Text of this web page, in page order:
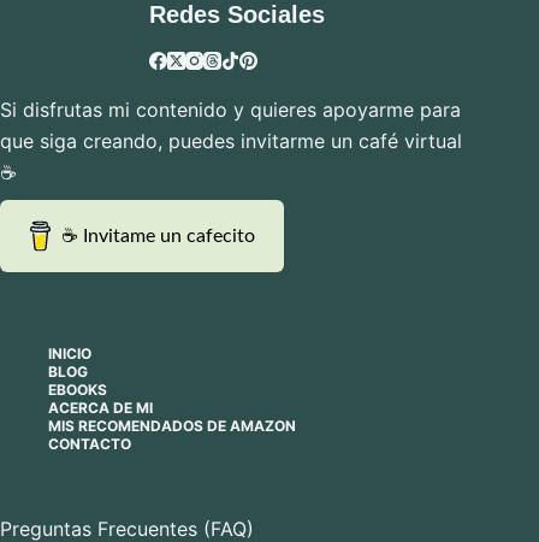
Redes Sociales
Si disfrutas mi contenido y quieres apoyarme para
que siga creando, puedes invitarme un café virtual
☕
☕ Invitame un cafecito
INICIO
BLOG
EBOOKS
ACERCA DE MI
MIS RECOMENDADOS DE AMAZON
CONTACTO
Preguntas Frecuentes (FAQ)